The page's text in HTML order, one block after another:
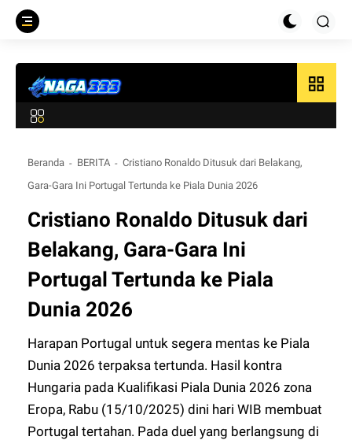
grid_view
Beranda BERITA
Cristiano Ronaldo Ditusuk dari Belakang,
Gara-Gara Ini Portugal Tertunda ke Piala Dunia 2026
Cristiano Ronaldo Ditusuk dari
Belakang, Gara-Gara Ini
Portugal Tertunda ke Piala
Dunia 2026
Harapan Portugal untuk segera mentas ke Piala
Dunia 2026 terpaksa tertunda. Hasil kontra
Hungaria pada Kualifikasi Piala Dunia 2026 zona
Eropa, Rabu (15/10/2025) dini hari WIB membuat
Portugal tertahan. Pada duel yang berlangsung di